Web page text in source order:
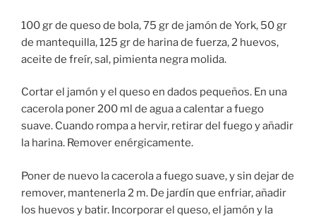
100 gr de queso de bola, 75 gr de jamón de York, 50 gr
de mantequilla, 125 gr de harina de fuerza, 2 huevos,
aceite de freír, sal, pimienta negra molida.
Cortar el jamón y el queso en dados pequeños. En una
cacerola poner 200 ml de agua a calentar a fuego
suave. Cuando rompa a hervir, retirar del fuego y añadir
la harina. Remover enérgicamente.
Poner de nuevo la cacerola a fuego suave, y sin dejar de
remover, mantenerla 2 m. De jardín que enfriar, añadir
los huevos y batir. Incorporar el queso, el jamón y la